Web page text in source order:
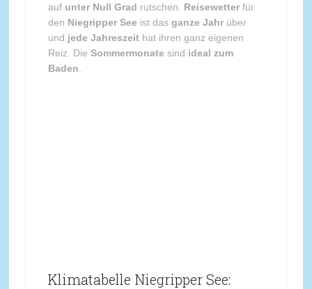
auf unter Null Grad rutschen. Reisewetterfür
den Niegripper See ist das ganze Jahrüber
und jede Jahreszeithat ihren ganz eigenen
Reiz. Die Sommermonate sind ideal zum
Baden
Klimatabelle Niegripper See: